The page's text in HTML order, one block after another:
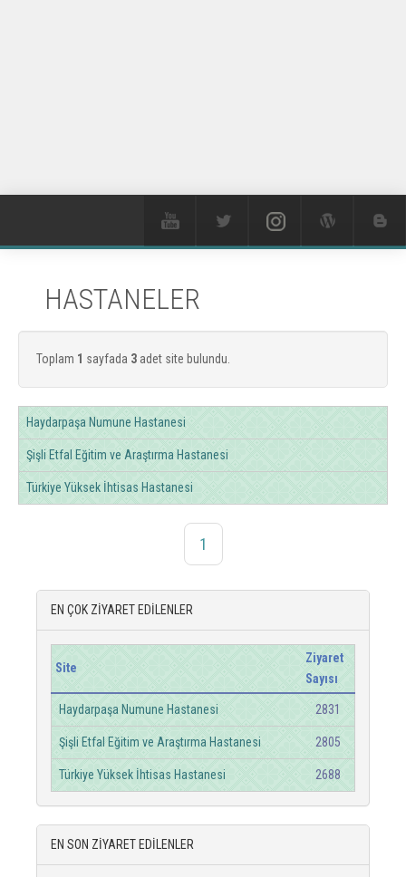
HASTANELER
Toplam 1 sayfada 3 adet site bulundu.
Haydarpaşa Numune Hastanesi
Şişli Etfal Eğitim ve Araştırma Hastanesi
Türkiye Yüksek İhtisas Hastanesi
1
EN ÇOK ZİYARET EDİLENLER
Site
Ziyaret
Sayısı
Haydarpaşa Numune Hastanesi 2831
Şişli Etfal Eğitim ve Araştırma Hastanesi 2805
Türkiye Yüksek İhtisas Hastanesi 2688
EN SON ZİYARET EDİLENLER